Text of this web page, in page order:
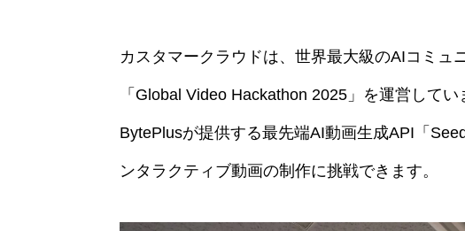
カスタマークラウドは、世界最大級のAIコミュ
「Global Video Hackathon 2025」を運営して
BytePlusが提供する最先端AI動画生成API「
ンタラクティブ動画の制作に挑戦できます。